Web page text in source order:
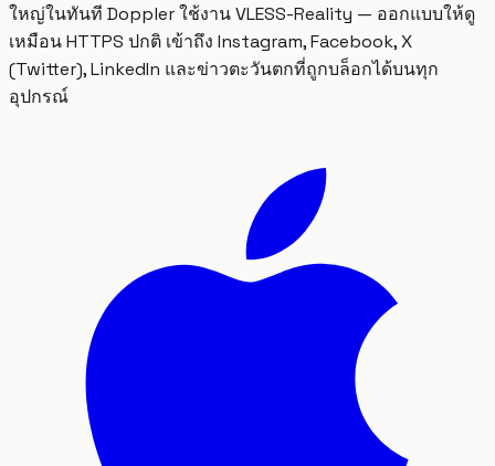
ใหญ่ในทันที Doppler ใช้งาน VLESS-Reality — ออกแบบให้ดู
เหมือน HTTPS ปกติ เข้าถึง Instagram, Facebook, X
(Twitter), LinkedIn และข่าวตะวันตกที่ถูกบล็อกได้บนทุก
อุปกรณ์